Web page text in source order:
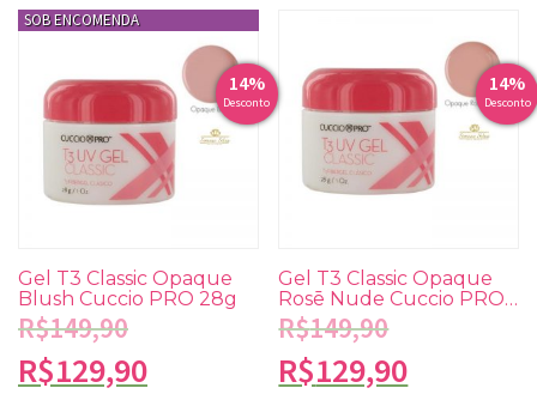
14%
Desconto
Gel T3 Classic Opaque
Blush Cuccio PRO 28g
R$149,90
R$129,90
14%
Desconto
Gel T3 Classic Opaque
Rosē Nude Cuccio PRO
28g
R$149,90
R$129,90